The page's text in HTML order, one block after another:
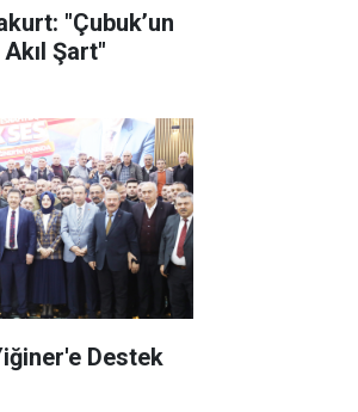
"Çubuk’un
Şart"
Destek